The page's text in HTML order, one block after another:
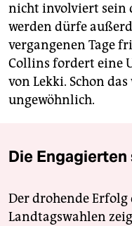
nicht involviert sein
werden dürfe
vergangenen Tage
Collins fordert eine
von Lekki. Schon
ungewöhnlich.
Die
Der drohende
Landtagswahlen